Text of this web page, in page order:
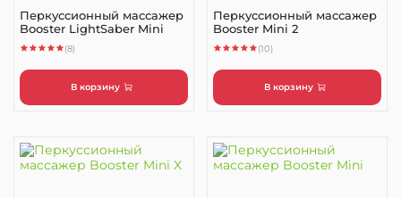
Перкуссионный массажер
Booster LightSaber Mini
(8)
В корзину
Перкуссионный массажер
Booster Mini 2
(10)
В корзину